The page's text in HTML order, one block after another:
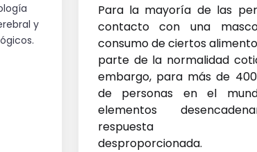
y
Para la mayoría de las
contacto con una
consumo de ciertos
parte de la normalidad
embargo, para más de
de personas en el
elementos
respuesta
desproporcionada.